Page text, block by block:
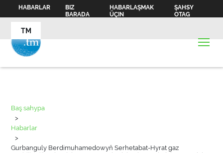
HABARLAR
BIZ
BARADA
HABARLAŞMAK
ÜÇIN
ŞAHSY
OTAG
TM
Baş sahypa
>
Habarlar
>
Gurbanguly Berdimuhamedowyň Serhetabat-Hyrat gaz